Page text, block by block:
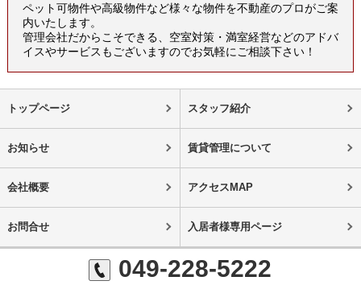
ペット可物件や高級物件など様々な物件を不動産のプロがご案
内いたします。
管理会社だからこそできる、空室対策・満室経営などのアドバ
イスやサービスもございますのでお気軽にご相談下さい！
トップページ スタッフ紹介
お知らせ 賃貸管理について
会社概要 アクセスMAP
お問合せ 入居者様専用ページ
049-228-5222